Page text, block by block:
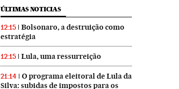
ÚLTIMAS NOTICIAS
12:15
Bolsonaro, a destruição como
estratégia
12:15 Lula, uma ressurreição
21:14
O programa eleitoral de Lula da
Silva: subidas de impostos para os